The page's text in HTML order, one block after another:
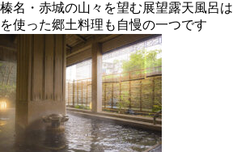
榛名・赤城の山々を望む展望露天風呂
を使った郷土料理も自慢の一つです